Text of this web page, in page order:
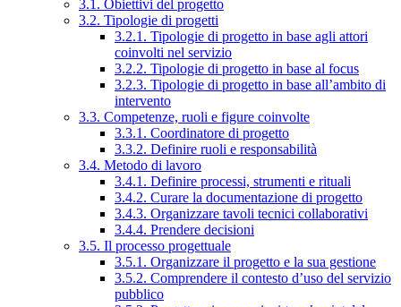
3.1. Obiettivi del progetto
3.2. Tipologie di progetti
3.2.1. Tipologie di progetto in base agli attori
coinvolti nel servizio
3.2.2. Tipologie di progetto in base al focus
3.2.3. Tipologie di progetto in base all’ambito di
intervento
3.3. Competenze, ruoli e figure coinvolte
3.3.1. Coordinatore di progetto
3.3.2. Definire ruoli e responsabilità
3.4. Metodo di lavoro
3.4.1. Definire processi, strumenti e rituali
3.4.2. Curare la documentazione di progetto
3.4.3. Organizzare tavoli tecnici collaborativi
3.4.4. Prendere decisioni
3.5. Il processo progettuale
3.5.1. Organizzare il progetto e la sua gestione
3.5.2. Comprendere il contesto d’uso del servizio
pubblico